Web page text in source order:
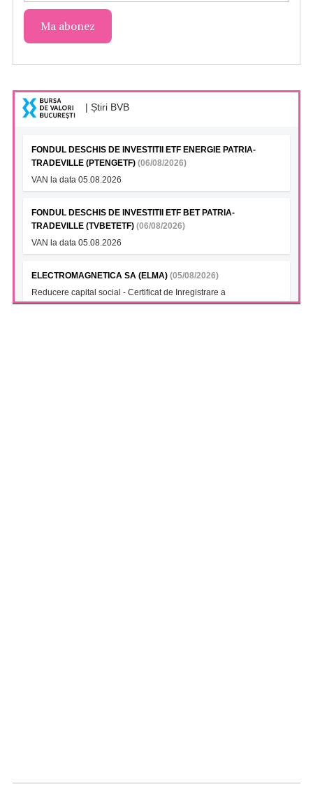
| Știri BVB
FONDUL DESCHIS DE INVESTITII ETF ENERGIE PATRIA-
TRADEVILLE (PTENGETF) (06/08/2026)
VAN la data 05.08.2026
FONDUL DESCHIS DE INVESTITII ETF BET PATRIA-
TRADEVILLE (TVBETETF) (06/08/2026)
VAN la data 05.08.2026
ELECTROMAGNETICA SA (ELMA) (05/08/2026)
Reducere capital social - Certificat de Inregistrare a
Instrumentelor Financiare